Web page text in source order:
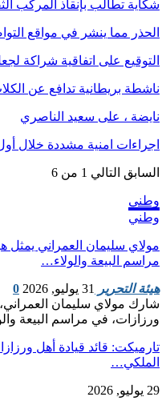
شكاية تطالب بإنقاذ المركب
الحذر مما ينشر في مواقع
التوقيع على اتفاقية شراكة
ناشطة بريطانية تدافع عن
نايضة ، على سعيد الناصري
اجراءات امنية مشددة خلال
السابق التالي 1 من 6
وطني
وطني
مولاي سليمان العمراني يمثل
مراسم البيعة والولاء…
هيئة التحرير 31 يوليو, 2026
0
شارك مولاي سليمان
ورزازات، في مراسم البيعة
تارميكت: قائد قيادة أهل
الملكي…
29 يوليو, 2026